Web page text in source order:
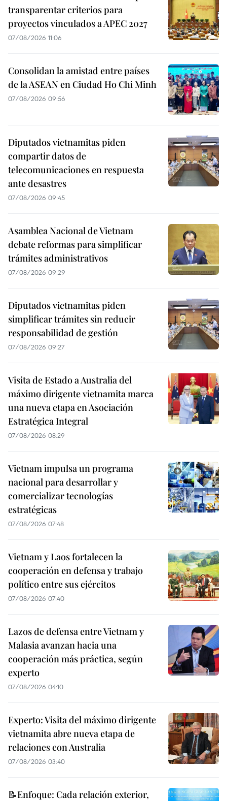
transparentar criterios para
proyectos vinculados a APEC 2027
07/08/2026 11:06
Consolidan la amistad entre países
de la ASEAN en Ciudad Ho Chi Minh
07/08/2026 09:56
Diputados vietnamitas piden
compartir datos de
telecomunicaciones en respuesta
ante desastres
07/08/2026 09:45
Asamblea Nacional de Vietnam
debate reformas para simplificar
trámites administrativos
07/08/2026 09:29
Diputados vietnamitas piden
simplificar trámites sin reducir
responsabilidad de gestión
07/08/2026 09:27
Visita de Estado a Australia del
máximo dirigente vietnamita marca
una nueva etapa en Asociación
Estratégica Integral
07/08/2026 08:29
Vietnam impulsa un programa
nacional para desarrollar y
comercializar tecnologías
estratégicas
07/08/2026 07:48
Vietnam y Laos fortalecen la
cooperación en defensa y trabajo
político entre sus ejércitos
07/08/2026 07:40
Lazos de defensa entre Vietnam y
Malasia avanzan hacia una
cooperación más práctica, según
experto
07/08/2026 04:10
Experto: Visita del máximo dirigente
vietnamita abre nueva etapa de
relaciones con Australia
07/08/2026 03:40
📝Enfoque: Cada relación exterior,